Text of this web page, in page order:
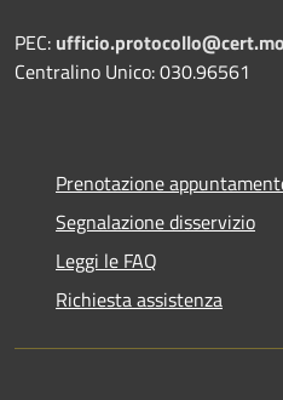
PEC:
Centralino Unico: 030.96561
Prenotazione
Segnalazione disservizio
Leggi le FAQ
Richiesta assistenza